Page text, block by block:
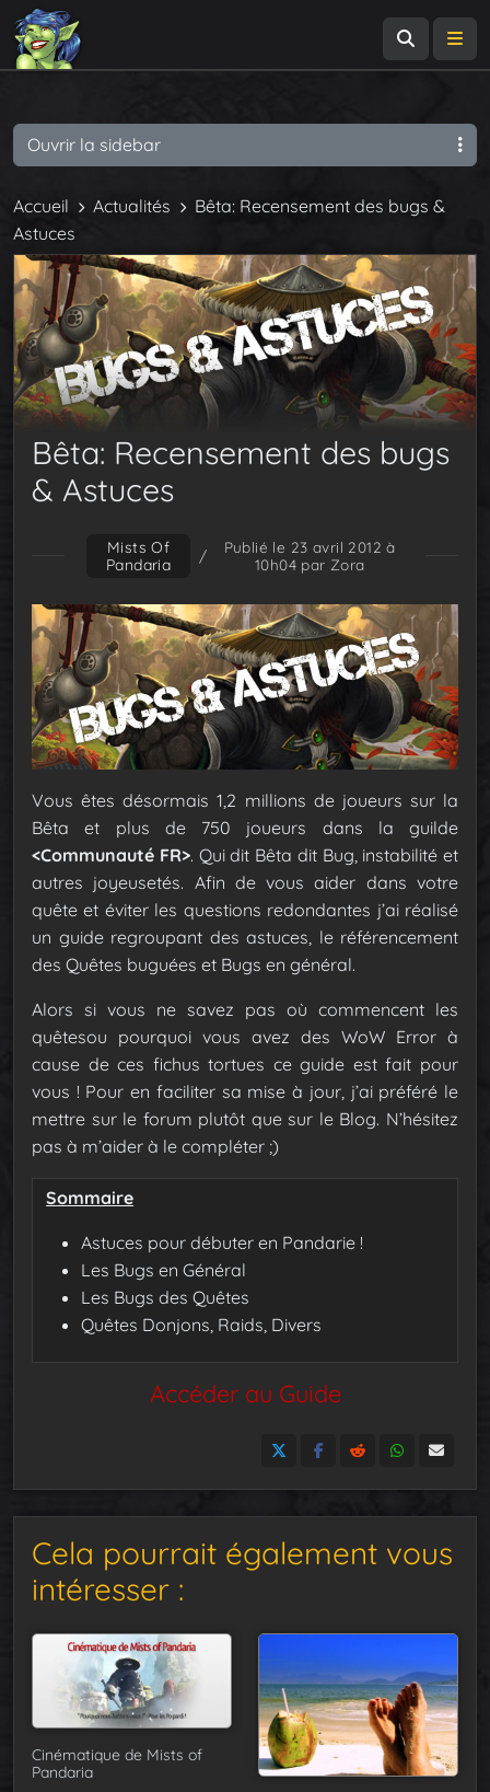
Accueil Actualités
Bêta: Recensement des bugs &
Astuces
Bêta: Recensement des bugs
& Astuces
Mists Of
Pandaria
/
Publié le 23 avril 2012 à
10h04par Zora
Vous êtes désormais 1,2 millions de joueurs sur la
Bêta et plus de 750 joueurs dans la guilde
<Communauté FR>. Qui dit Bêta dit Bug, instabilité et
autres joyeusetés. Afin de vous aider dans votre
quête et éviter les questions redondantes j’ai réalisé
un guide regroupant des astuces, le référencement
des Quêtes buguées et Bugs en général.
Alors si vous ne savez pas où commencent les
quêtesou pourquoi vous avez des WoW Error à
cause de ces fichus tortues ce guide est fait pour
vous ! Pour en faciliter sa mise à jour, j’ai préféré le
mettre sur le forum plutôt que sur le Blog. N’hésitez
pas à m’aider à le compléter ;)
Sommaire
Astuces pour débuter en Pandarie !
Les Bugs en Général
Les Bugs des Quêtes
Quêtes Donjons, Raids, Divers
Accéder au Guide
Cela pourrait également vous
intéresser :
Cinématique de Mists of
Pandaria
Ouvrir la sidebar